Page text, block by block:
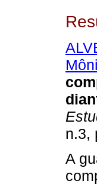
n.3,
A